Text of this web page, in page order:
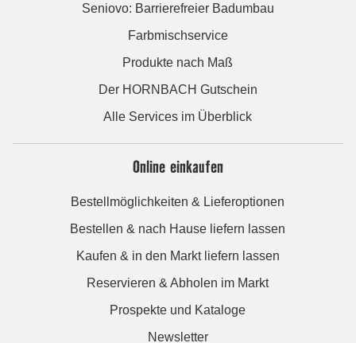
Seniovo: Barrierefreier Badumbau
Farbmischservice
Produkte nach Maß
Der HORNBACH Gutschein
Alle Services im Überblick
Online einkaufen
Bestellmöglichkeiten & Lieferoptionen
Bestellen & nach Hause liefern lassen
Kaufen & in den Markt liefern lassen
Reservieren & Abholen im Markt
Prospekte und Kataloge
Newsletter